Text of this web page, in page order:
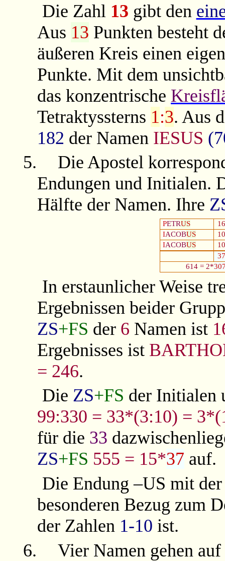
Die Zahl 13 gibt den
Aus 13 Punkten besteht
äußeren Kreis einen
Punkte. Mit dem
das konzentrische
Tetraktyssterns 1:3. Aus
182 der Namen IESUS
5.
Die Apostel
Endungen und Initialen.
Hälfte der Namen. Ihre
PETRUS
IACOBUS
IACOBUS
614 = 2*
In erstaunlicher Weise
Ergebnissen beider
ZS+FS der 6 Namen ist
Ergebnisses ist
= 246.
Die ZS+FS der Initialen
99:330 = 33*(3:10) =
für die 33
ZS+FS 555 = 15*37 auf.
Die Endung –US mit
besonderen Bezug zum
der Zahlen 1-10 ist.
6.
Vier Namen gehen auf